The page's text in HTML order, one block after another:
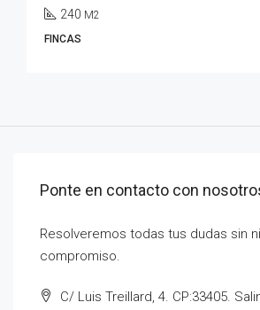
240 M2
FINCAS
Ponte en contacto con
Resolveremos todas tus dudas sin
compromiso.
C/ Luis Treillard, 4. CP:33405.